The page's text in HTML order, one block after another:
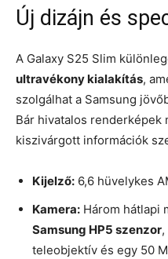
Új dizájn és
A Galaxy S25 Slim
ultravékony kialakítás,
szolgálhat a Samsung
Bár hivatalos renderképek
kiszivárgott információk
Kijelző: 6,6 hüvelykes
Kamera: Három hátlapi
Samsung HP5 szenzor
teleobjektív és egy 50